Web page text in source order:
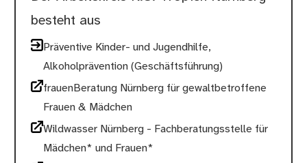
besteht aus
Präventive Kinder- und Jugendhilfe,
Alkoholprävention (Geschäftsführung)
frauenBeratung Nürnberg für gewaltbetroffene
Frauen & Mädchen
Wildwasser Nürnberg - Fachberatungsstelle für
Mädchen* und Frauen*